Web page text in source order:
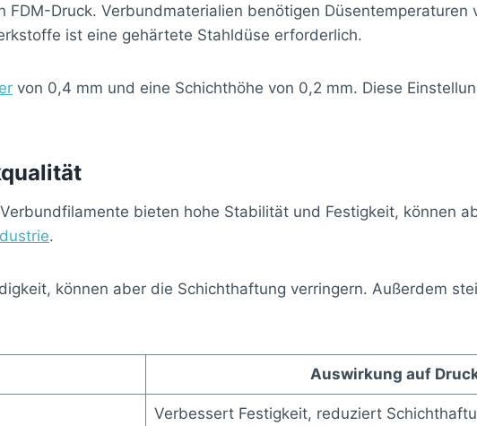
Druck. Verbundmaterialien benötigen Düsentemperaturen
ist eine gehärtete Stahldüse erforderlich.
von 0,4 mm und eine Schichthöhe von 0,2 mm. Diese
bieten hohe Stabilität und Festigkeit, können
.
können aber die Schichthaftung verringern. Außerdem
Auswirkung auf
Verbessert Festigkeit, reduziert